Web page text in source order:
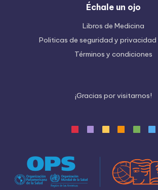
Échale un ojo
Libros de Medicina
Politicas de seguridad y
Términos y condiciones
¡Gracias porvisitarnos!